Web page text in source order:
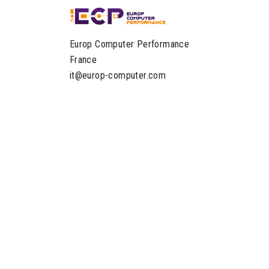
Europ Computer Performance
France
it@europ-computer.com